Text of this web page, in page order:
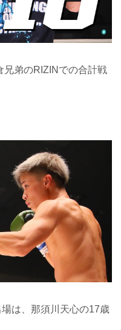
兄弟のRIZINでの合計戦
は、那須川天心の17歳